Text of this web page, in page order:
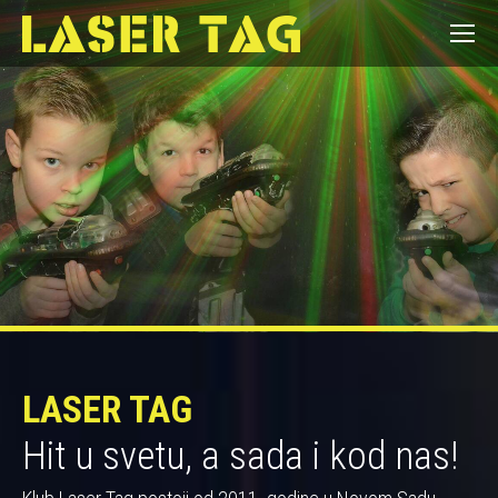
LASER TAG
Hit u svetu, a sada i kod nas!